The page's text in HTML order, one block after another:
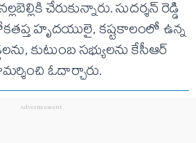
చేరుకున్నారు. సుదర్శన్ రెడ్డి
హృదయులై, కష్టకాలంలో ఉన్న
కుటుంబ సభ్యులను కేసీఆర్
ఓదార్చారు.